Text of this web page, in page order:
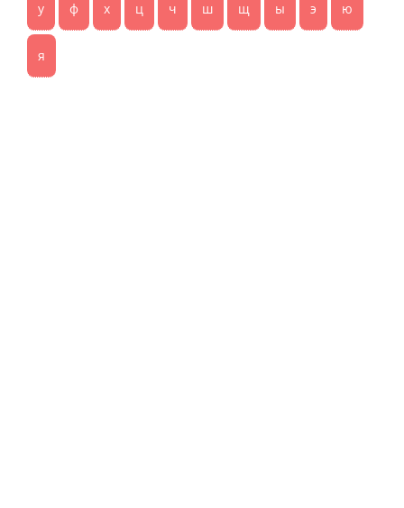
у ф х ц ч ш щ ы э ю
я